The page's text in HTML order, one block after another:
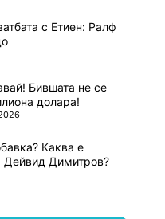
с Етиен: Ралф
Бившата не се
долара!
Каква е
Дейвид Димитров?